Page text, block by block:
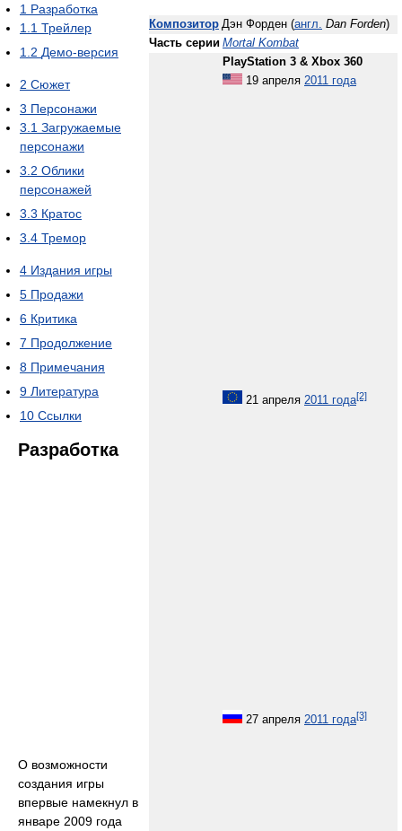
Композитор Дэн Форден (англ. Dan Forden)
Часть серии Mortal Kombat
PlayStation 3 & Xbox 360
19 апреля 2011 года
21 апреля 2011 года[2]
27 апреля 2011 года[3]
1 Разработка
1.1 Трейлер
1.2 Демо-версия
2 Сюжет
3 Персонажи
3.1 Загружаемые
персонажи
3.2 Облики
персонажей
3.3 Кратос
3.4 Тремор
4 Издания игры
5 Продажи
6 Критика
7 Продолжение
8 Примечания
9 Литература
10 Ссылки
Разработка
О возможности
создания игры
впервые намекнул в
январе 2009 года